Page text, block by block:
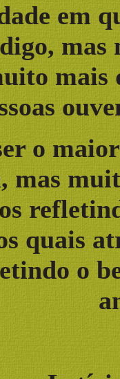
em
mas
mais
o
mas
quais
o